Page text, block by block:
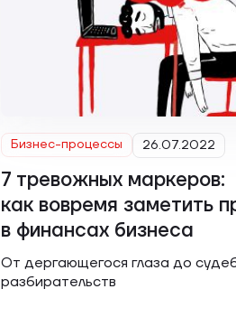
26.07.2022
Бизнес-процессы
7 тревожных маркеров:
как вовремя заметить
в финансах бизнеса
От дергающегося глаза до
разбирательств